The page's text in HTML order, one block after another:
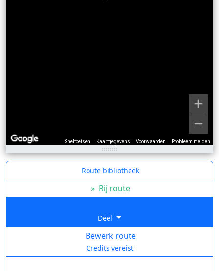
Sneltoetsen Kaartgegevens Voorwaarden Probleem melden
Route bibliotheek
» Rij route
Deel
Bewerk route
Credits vereist